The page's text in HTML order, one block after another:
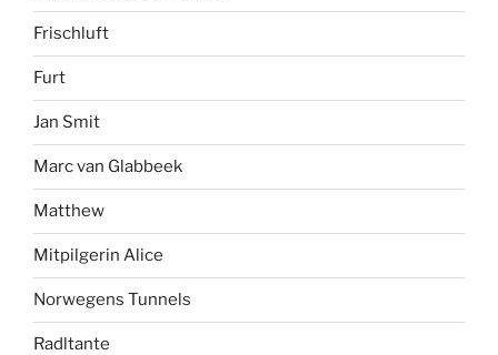
Frischluft
Furt
Jan Smit
Marc van Glabbeek
Matthew
Mitpilgerin Alice
Norwegens Tunnels
Radltante